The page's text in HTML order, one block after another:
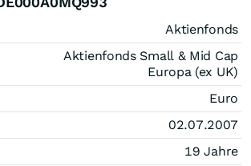
Aktienfonds
Aktienfonds Small & Mid Cap
Europa (ex UK)
Euro
02.07.2007
19 Jahre